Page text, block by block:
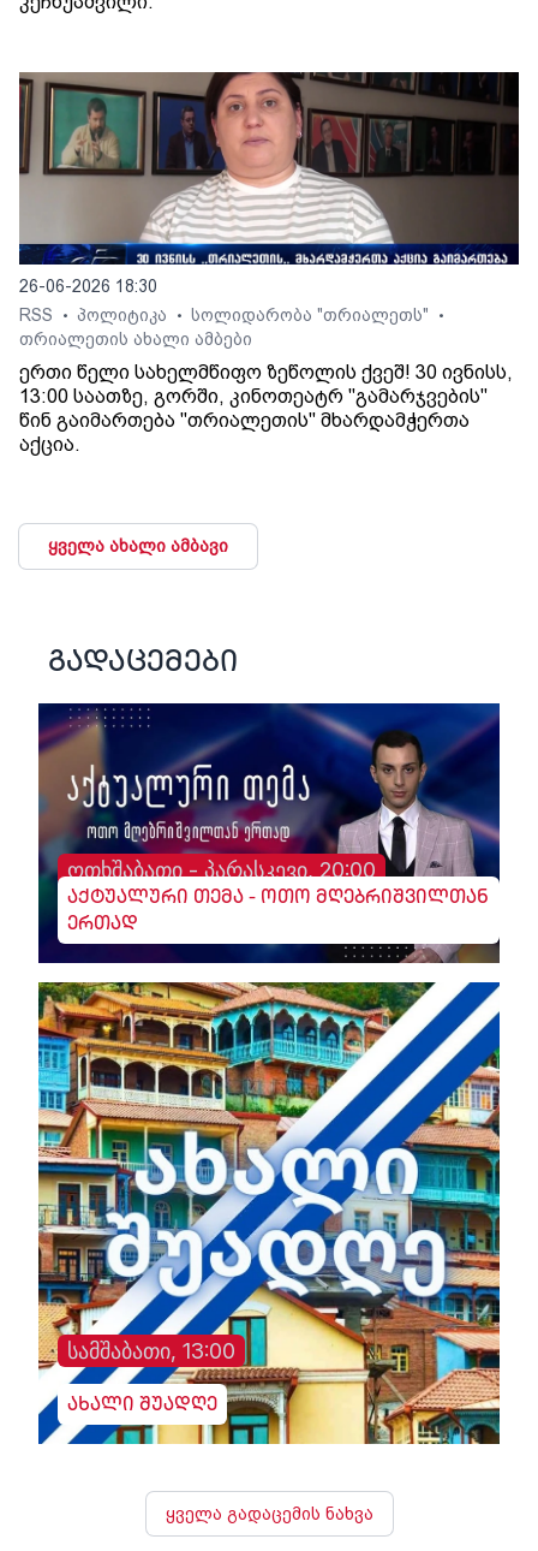
26-06-2026 18:30
RSS
• პოლიტიკა • სოლიდარობა "თრიალეთს" •
თრიალეთის ახალი ამბები
ერთი წელი სახელმწიფო ზეწოლის ქვეშ! 30 ივნისს,
13:00 საათზე, გორში, კინოთეატრ "გამარჯვების"
წინ გაიმართება "თრიალეთის" მხარდამჭერთა
აქცია.
ყველა ახალი ამბავი
გადაცემები
ოთხშაბათი - პარასკევი, 20:00
აქტუალური თემა - ოთო მღებრიშვილთან
ერთად
სამშაბათი, 13:00
ახალი შუადღე
ყველა გადაცემის ნახვა